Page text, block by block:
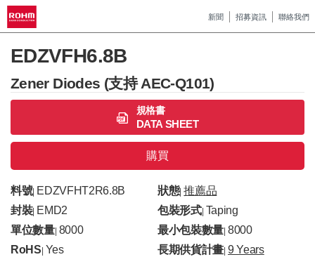
新聞 招募資訊 聯絡我們
EDZVFH6.8B
Zener Diodes (支持 AEC-Q101)
規格書
DATA SHEET
購買
料號| EDZVFHT2R6.8B 狀態|推薦品
封裝| EMD2 包裝形式| Taping
單位數量| 8000 最小包裝數量 |8000
RoHS Yes 長期供貨計畫 |9 Years